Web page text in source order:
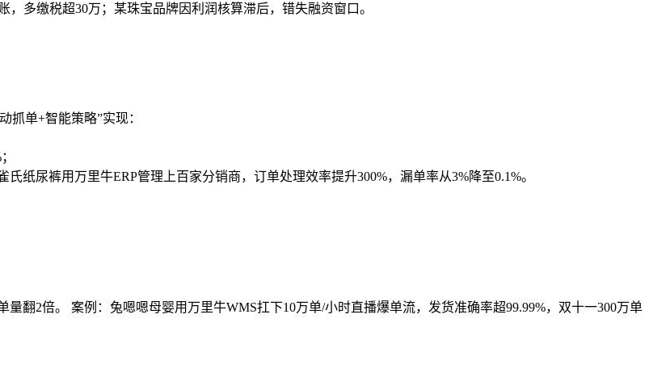
多缴税超30万；某珠宝品牌因利润核算滞后，错失融资窗口。
抓单+智能策略”实现：
纸尿裤用万里牛ERP管理上百家分销商，订单处理效率提升300%，漏单率从3%降至0.1%。
翻2倍。 案例：兔嗯嗯母婴用万里牛WMS扛下10万单/小时直播爆单流，发货准确率超99.99%，双十一300万单